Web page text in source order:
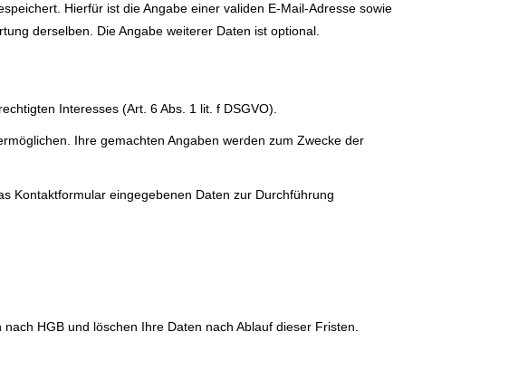
Hierfür ist die Angabe einer validen E-Mail-Adresse sowie
derselben. Die Angabe weiterer Daten ist optional.
Interesses (Art. 6 Abs. 1 lit. f DSGVO).
Ihre gemachten Angaben werden zum Zwecke der
Kontaktformular eingegebenen Daten zur Durchführung
HGB und löschen Ihre Daten nach Ablauf dieser Fristen.